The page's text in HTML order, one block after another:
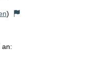
)
an: